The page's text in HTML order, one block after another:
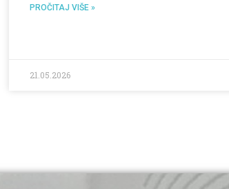
PROČITAJ VIŠE »
21.05.2026